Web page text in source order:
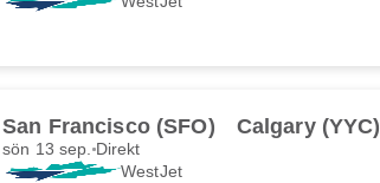
San Francisco (SFO) Calgary (YYC)
sön 13 sep. Direkt
WestJet